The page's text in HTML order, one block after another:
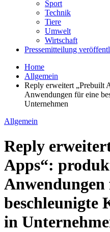
Sport
Technik
Tiere
Umwelt
Wirtschaft
Pressemitteilung
Home
Allgemein
Reply erweitert „Prebuilt
Anwendungen für eine
Unternehmen
Allgemein
Reply
Apps“:
Anwendungen
in